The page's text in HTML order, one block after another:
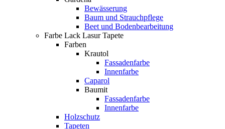
Bewässerung
Baum und Strauchpflege
Beet und Bodenbearbeitung
Farbe Lack Lasur Tapete
Farben
Krautol
Fassadenfarbe
Innenfarbe
Caparol
Baumit
Fassadenfarbe
Innenfarbe
Holzschutz
Tapeten